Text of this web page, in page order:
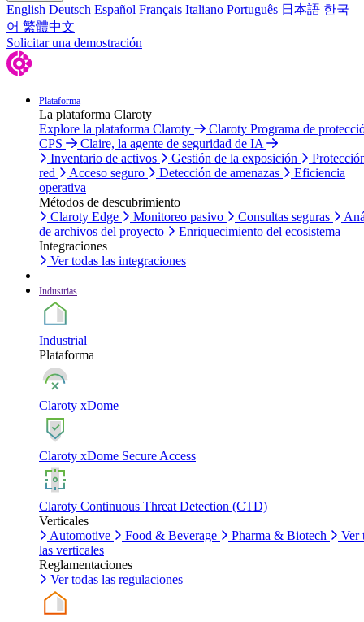
English Deutsch Español Français Italiano Português 日本語 한국
어 繁體中文
Solicitar una demostración
Plataforma
La plataforma Claroty
Explore la plataforma Claroty
Claroty Programa de
CPS
Claire, la agente de seguridad de IA
Inventario de activos
Gestión de la exposición
red
Acceso seguro Detección de amenazas
Eficiencia
operativa
Métodos de descubrimiento
Claroty Edge
Monitoreo pasivo Consultas seguras
de archivos del proyecto
Enriquecimiento del ecosistema
Integraciones
Ver todas las integraciones
Industrias
Industrial
Plataforma
Claroty xDome
Claroty xDome Secure Access
Claroty Continuous Threat Detection (CTD)
Verticales
Automotive
Food & Beverage Pharma & Biotech
Ver
las verticales
Reglamentaciones
Ver todas las regulaciones